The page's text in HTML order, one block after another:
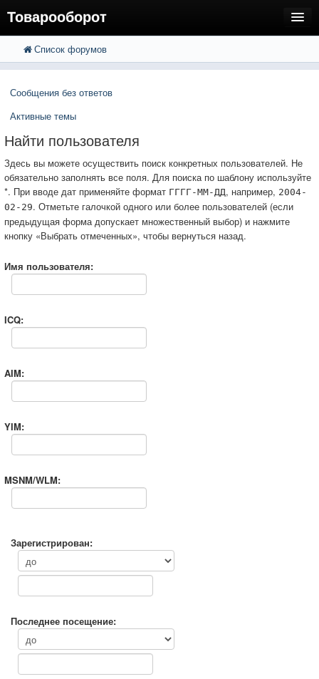
Товарооборот
FAQ
Вход
Расширенный поиск
Список форумов
Сообщения без ответов
Активные темы
Найти пользователя
Здесь вы можете осуществить поиск конкретных пользователей. Не
обязательно заполнять все поля. Для поиска по шаблону используйте
*. При вводе дат применяйте формат ГГГГ-ММ-ДД, например, 2004-
02-29. Отметьте галочкой одного или более пользователей (если
предыдущая форма допускает множественный выбор) и нажмите
кнопку «Выбрать отмеченных», чтобы вернуться назад.
Имя пользователя:
ICQ:
AIM:
YIM:
MSNM/WLM:
Зарегистрирован:
Последнее посещение: